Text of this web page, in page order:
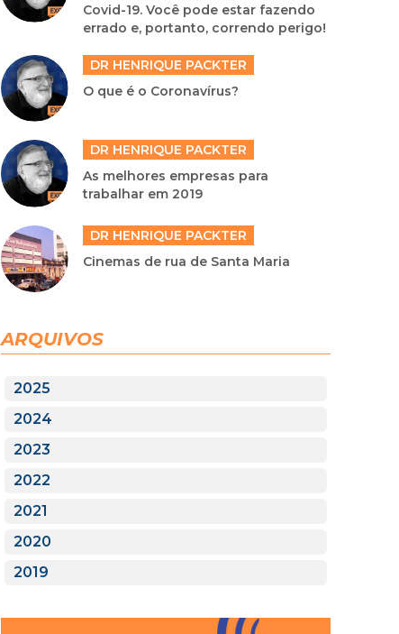
Covid-19. Você pode estar fazendo
errado e, portanto, correndo perigo!
DR HENRIQUE PACKTER
O que é o Coronavírus?
DR HENRIQUE PACKTER
As melhores empresas para
trabalhar em 2019
DR HENRIQUE PACKTER
Cinemas de rua de Santa Maria
ARQUIVOS
2025
2024
2023
2022
2021
2020
2019